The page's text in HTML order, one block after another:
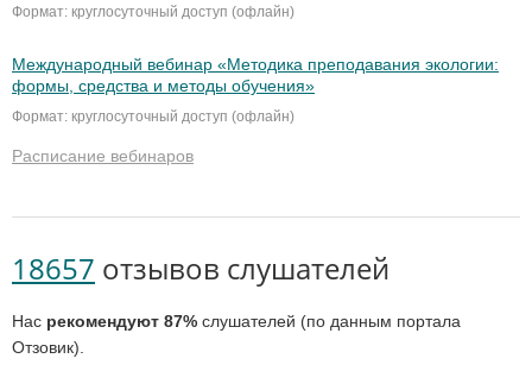
Формат: круглосуточный доступ (офлайн)
Международный вебинар «Методика преподавания экологии:
формы, средства и методы обучения»
Формат: круглосуточный доступ (офлайн)
Расписание вебинаров
18657 отзывов слушателей
Нас рекомендуют 87% слушателей (по данным портала
Отзовик).